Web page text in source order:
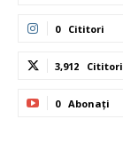
0 Cititori
3,912 Cititori
0 Abonați